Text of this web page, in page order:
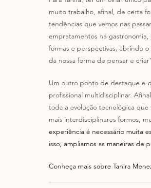
muito trabalho, afinal, de certa
tendências que vemos nas
empratamentos na
formas e perspectivas, abrindo
da nossa forma de pensar e
Um outro ponto de destaque e
profissional multidisciplinar.
toda a evolução tecnológica que
mais interdisciplinares formos,
experiência é necessário muita
isso, ampliamos as maneiras de
Conheça mais sobre Tanira